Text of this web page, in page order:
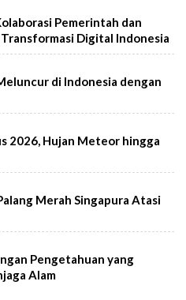
Pemerintah dan
Digital Indonesia
di Indonesia dengan
2026, Hujan Meteor hingga
Merah Singapura Atasi
Pengetahuan yang
Alam